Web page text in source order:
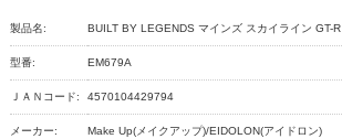
製品名: BUILT BY LEGENDS マインズ スカイライン GT-
型番: EM679A
ＪＡＮコード: 4570104429794
メーカー: Make Up(メイクアップ)/EIDOLON(アイドロン)